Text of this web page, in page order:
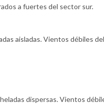
a fuertes del sector sur.
aisladas. Vientos débiles
dispersas. Vientos